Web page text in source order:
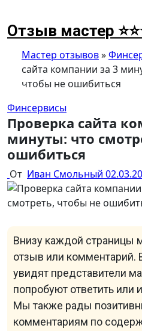
содержимому
Отзыв мастер
Мастер отзывов»
сайта компании за 3
чтобы не ошибиться
Финсервисы
Проверка сайта
минуты: что
ошибиться
От Иван Смольный
Внизу каждой страницы
отзыв или
увидят представители
попробуют ответить или
Мы также рады
комментариям по